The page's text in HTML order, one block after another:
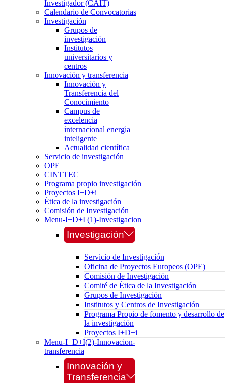
Investigador (CAIT)
Calendario de Convocatorias
Investigación
Grupos de
investigación
Institutos
universitarios y
centros
Innovación y transferencia
Innovación y
Transferencia del
Conocimiento
Campus de
excelencia
internacional energia
inteligente
Actualidad científica
Servicio de investigación
OPE
CINTTEC
Programa propio investigación
Proyectos I+D+i
Ética de la investigación
Comisión de Investigación
Menu-I+D+I (1)-Investigacion
Investigación
Servicio de Investigación
Oficina de Proyectos Europeos (OPE)
Comisión de Investigación
Comité de Ética de la Investigación
Grupos de Investigación
Institutos y Centros de Investigación
Programa Propio de fomento y desarrollo de
la investigación
Proyectos I+D+i
Menu-I+D+I(2)-Innovacion-
transferencia
Innovación y
Transferencia